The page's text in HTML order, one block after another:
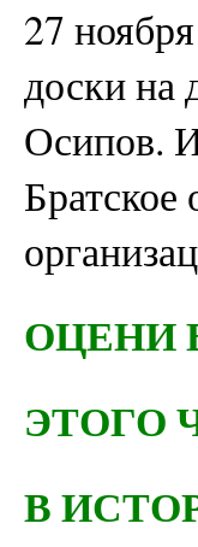
27
доски на
Осипов.
Братское
ОЦЕНИ
ЭТОГО
В